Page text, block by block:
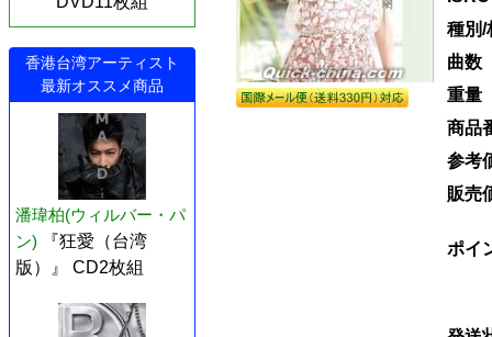
香港台湾アーティスト
最新オススメ商品
潘瑋柏(ウィルバー・パ
ン)
『狂愛（台湾
版）』 CD2枚組
種別/
曲数
重量
商品
参考
販売
ポイ